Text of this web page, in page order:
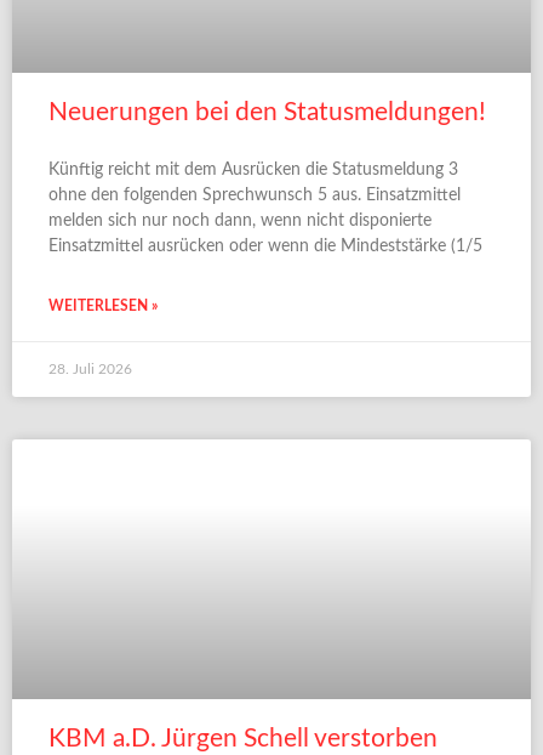
Neuerungen bei den Statusmeldungen!
Künftig reicht mit dem Ausrücken die Statusmeldung 3
ohne den folgenden Sprechwunsch 5 aus. Einsatzmittel
melden sich nur noch dann, wenn nicht disponierte
Einsatzmittel ausrücken oder wenn die Mindeststärke (1/5
WEITERLESEN »
28. Juli 2026
KBM a.D. Jürgen Schell verstorben